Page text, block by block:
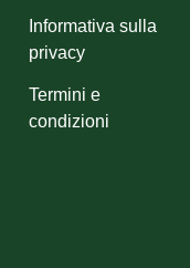
Informativa sulla
privacy
Termini e
condizioni